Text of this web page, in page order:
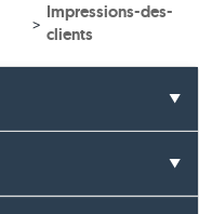
Impressions-des-
clients